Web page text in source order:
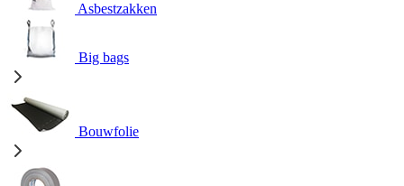
Asbestzakken
Big bags
Bouwfolie